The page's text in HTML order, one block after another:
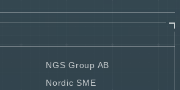
NGS Group AB
Nordic SME